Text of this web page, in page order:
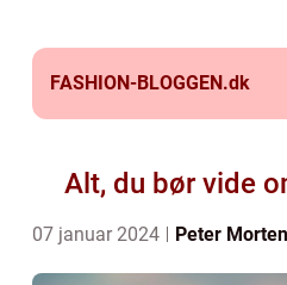
FASHION-BLOGGEN.dk
Alt, du bør vide
07 januar 2024 Peter